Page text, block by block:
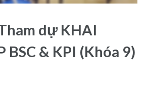
dự KHAI
BSC & KPI (Khóa 9)